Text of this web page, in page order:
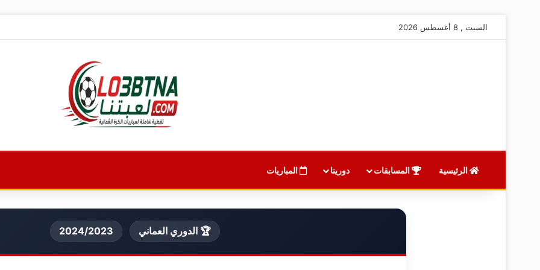
السبت , 8 أغسطس 2026
الرئيسية المسابقات دورينا المباريات
🏆 الدوري العماني 2024/2023